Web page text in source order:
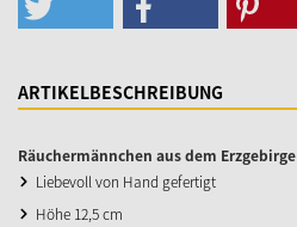
ARTIKELBESCHREIBUNG
Räuchermännchen aus dem Erzgebirge
Liebevoll von Hand gefertigt
Höhe 12,5 cm